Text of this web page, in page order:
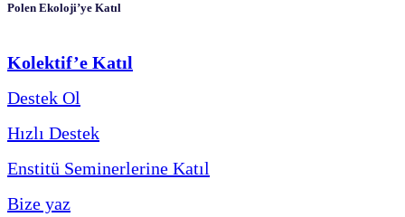
Polen Ekoloji’ye Katıl
Kolektif’e Katıl
Destek Ol
Hızlı Destek
Enstitü Seminerlerine Katıl
Bize yaz